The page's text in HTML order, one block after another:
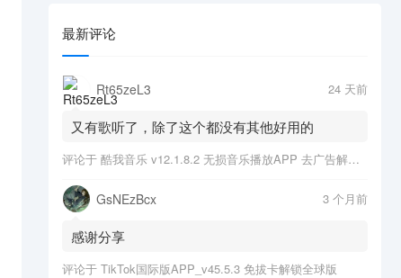
最新评论
Rt65zeL3 24 天前
又有歌听了，除了这个都没有其他好用的
评论于 酷我音乐 v12.1.8.2 无损音乐播放APP 去广告解锁会员版
GsNEzBcx 3 个月前
感谢分享
评论于 TikTok国际版APP_v45.5.3 免拔卡解锁全球版